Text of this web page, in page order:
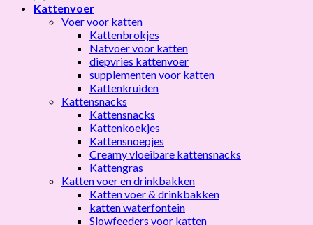
Kattenvoer
Voer voor katten
Kattenbrokjes
Natvoer voor katten
diepvries kattenvoer
supplementen voor katten
Kattenkruiden
Kattensnacks
Kattensnacks
Kattenkoekjes
Kattensnoepjes
Creamy vloeibare kattensnacks
Kattengras
Katten voer en drinkbakken
Katten voer & drinkbakken
katten waterfontein
Slowfeeders voor katten